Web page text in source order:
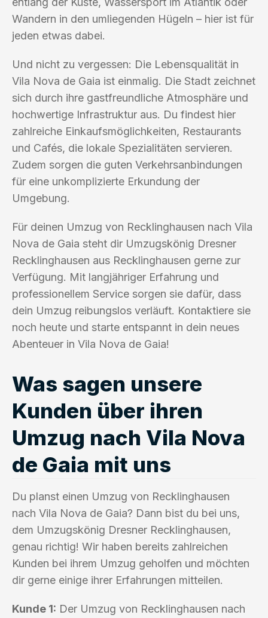
Wandern in den umliegenden Hügeln – hier ist für
jeden etwas dabei.
Und nicht zu vergessen: Die Lebensqualität in
Vila Nova de Gaia ist einmalig. Die Stadt zeichnet
sich durch ihre gastfreundliche Atmosphäre und
hochwertige Infrastruktur aus. Du findest hier
zahlreiche Einkaufsmöglichkeiten, Restaurants
und Cafés, die lokale Spezialitäten servieren.
Zudem sorgen die guten Verkehrsanbindungen
für eine unkomplizierte Erkundung der
Umgebung.
Für deinen Umzug von Recklinghausen nach Vila
Nova de Gaia steht dir Umzugskönig Dresner
Recklinghausen aus Recklinghausen gerne zur
Verfügung. Mit langjähriger Erfahrung und
professionellem Service sorgen sie dafür, dass
dein Umzug reibungslos verläuft. Kontaktiere sie
noch heute und starte entspannt in dein neues
Abenteuer in Vila Nova de Gaia!
Was sagen unsere
Kunden über ihren
Umzug nach Vila Nova
de Gaia mit uns
Du planst einen Umzug von Recklinghausen
nach Vila Nova de Gaia? Dann bist du bei uns,
dem Umzugskönig Dresner Recklinghausen,
genau richtig! Wir haben bereits zahlreichen
Kunden bei ihrem Umzug geholfen und möchten
dir gerne einige ihrer Erfahrungen mitteilen.
Kunde 1: Der Umzug von Recklinghausen nach